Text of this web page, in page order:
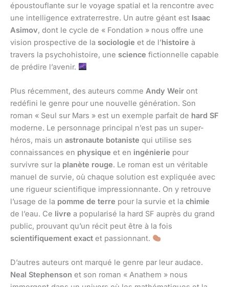
époustouflante sur le voyage spatial et la rencontre avec
une intelligence extraterrestre. Un autre géant est Isaac
Asimov, dont le cycle de « Fondation » nous offre une
vision prospective de la sociologie et de l’histoire à
travers la psychohistoire, une science fictionnelle capable
de prédire l’avenir.
Plus récemment, des auteurs comme Andy Weir ont
redéfini le genre pour une nouvelle génération. Son
roman « Seul sur Mars » est un exemple parfait de hard SF
moderne. Le personnage principal n’est pas un super-
héros, mais un astronaute botaniste qui utilise ses
connaissances en physique et en ingénierie pour
survivre sur la planète rouge. Le roman est un véritable
manuel de survie, où chaque solution est expliquée avec
une rigueur scientifique impressionnante. On y retrouve
l’usage de la pomme de terre pour la survie et la chimie
de l’eau. Ce livre a popularisé la hard SF auprès du grand
public, prouvant qu’un récit peut être à la fois
scientifiquement exact et passionnant.
D’autres auteurs ont marqué le genre par leur audace.
Neal Stephenson et son roman « Anathem » nous